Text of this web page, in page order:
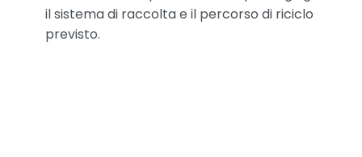
il sistema di raccolta e il percorso di riciclo
previsto.